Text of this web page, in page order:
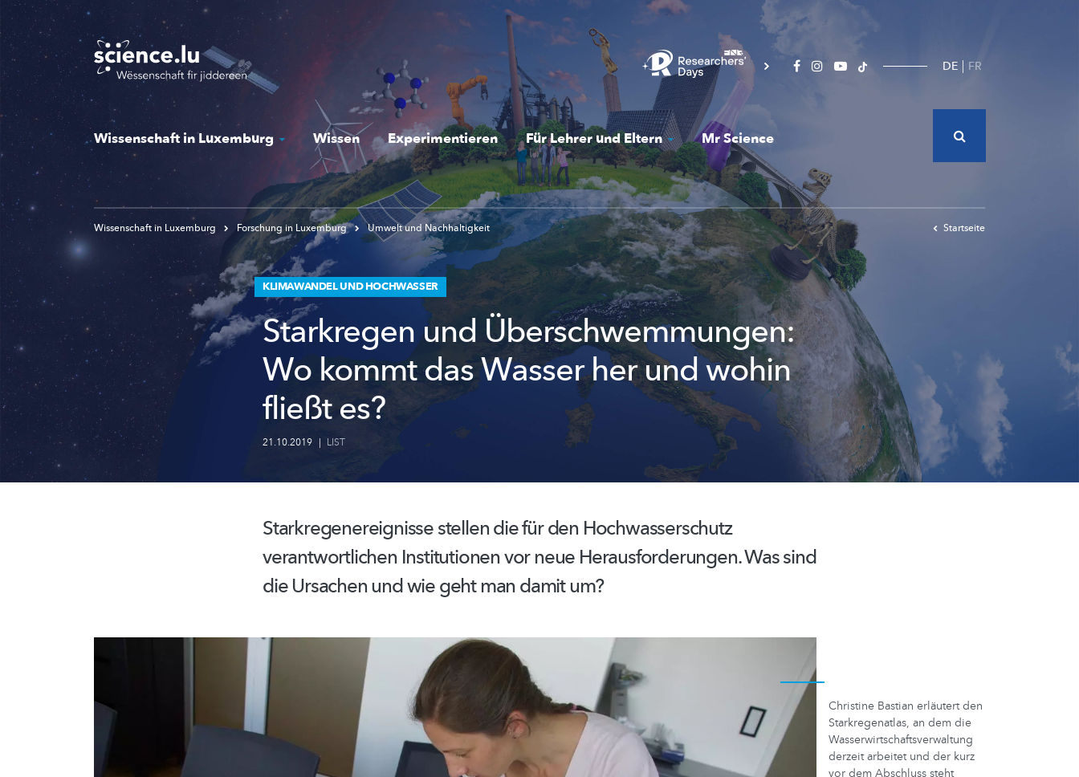
Skip
to
main
content
DE FR
Wissenschaft in Luxemburg Wissen Experimentieren Für Lehrer und Eltern Mr Science
Wissenschaft in Luxemburg Forschung in Luxemburg Umwelt und Nachhaltigkeit Startseite
KLIMAWANDEL UND HOCHWASSER
Starkregen und Überschwemmungen:
Wo kommt das Wasser her und wohin
fließt es?
21.10.2019 | LIST
Starkregenereignissestellen die für den Hochwasserschutz
verantwortlichen Institutionen vor neue Herausforderungen.Was sind
die Ursachen und wie geht man damit um?
Christine Bastian erläutert den
Starkregenatlas, an dem die
Wasserwirtschaftsverwaltung
derzeit arbeitet und der kurz
vor dem Abschluss steht